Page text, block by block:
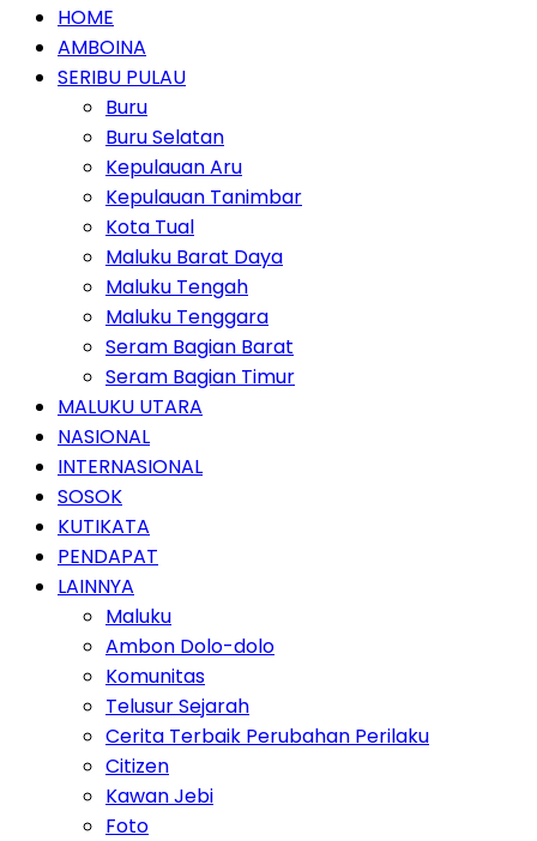
HOME
AMBOINA
SERIBU PULAU
Buru
Buru Selatan
Kepulauan Aru
Kepulauan Tanimbar
Kota Tual
Maluku Barat Daya
Maluku Tengah
Maluku Tenggara
Seram Bagian Barat
Seram Bagian Timur
MALUKU UTARA
NASIONAL
INTERNASIONAL
SOSOK
KUTIKATA
PENDAPAT
LAINNYA
Maluku
Ambon Dolo-dolo
Komunitas
Telusur Sejarah
Cerita Terbaik Perubahan Perilaku
Citizen
Kawan Jebi
Foto